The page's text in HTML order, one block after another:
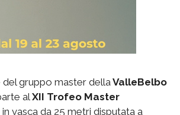
del gruppo master dellaValleBelbo
al XII Trofeo Master
in vasca da 25 metri disputata a